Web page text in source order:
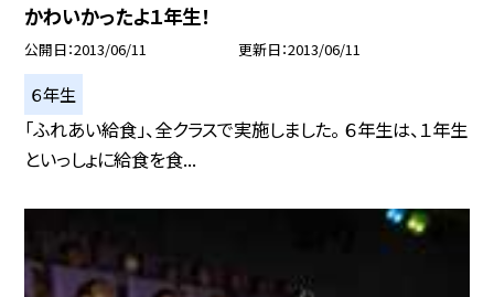
かわいかったよ１年生！
公開日 2013/06/11 更新日 2013/06/11
６年生
「ふれあい給食」、全クラスで実施しました。 ６年生は、１年生
といっしょに給食を食...